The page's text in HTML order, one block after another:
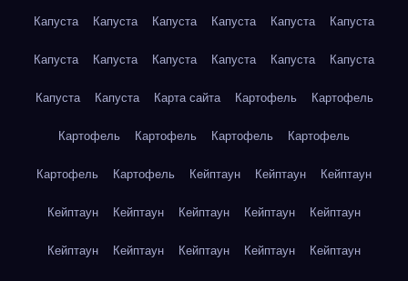
Капуста Капуста Капуста Капуста Капуста Капуста
Капуста Капуста Капуста Капуста Капуста Капуста
Капуста Капуста Карта сайта Картофель Картофель
Картофель Картофель Картофель Картофель
Картофель Картофель Кейптаун Кейптаун Кейптаун
Кейптаун Кейптаун Кейптаун Кейптаун Кейптаун
Кейптаун Кейптаун Кейптаун Кейптаун Кейптаун